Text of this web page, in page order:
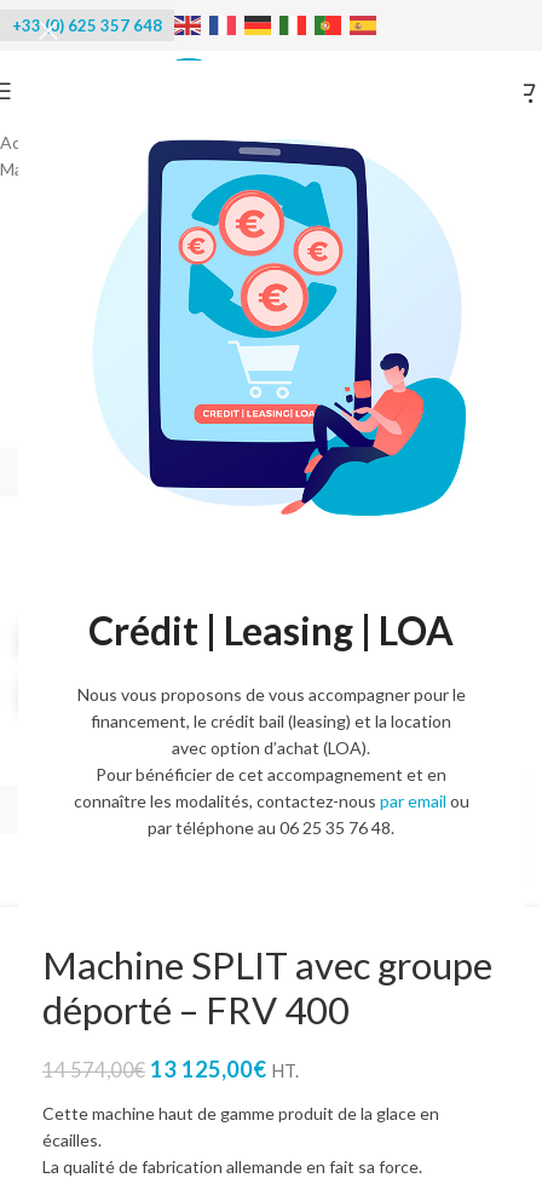
Crédit | Leasing | LOA
Nous vous proposons de vous accompagner pour le
financement, le crédit bail (leasing) et la location
avec option d’achat (LOA).
Pour bénéficier de cet accompagnement et en
connaître les modalités, contactez-nous par email ou
par téléphone au 06 25 35 76 48.
+33 (0) 625 357 648
Accueil Machines à glace/Machines FUNK/
Machine SPLIT avec groupe déporté - FRV 120 à FRV 6000
-10%
PRIX DIRECT USINE
Voir la vidéo
Agrandir l'image
Machine SPLIT avec groupe
déporté – FRV 400
14 574,00€ 13 125,00€ HT.
Cette machine haut de gamme produit de la glace en
écailles.
La qualité de fabrication allemande en fait sa force.